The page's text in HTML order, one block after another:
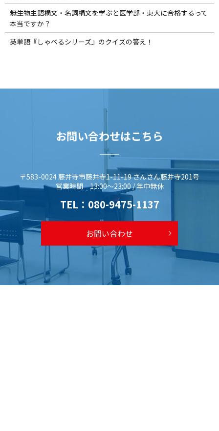
無生物主語構文・名詞構文を学ぶと医学部・東大に合格するって
本当ですか？
英単語『しゃべるシリーズ』のクイズの答え！
お問い合わせはこちら
〒583-0024 藤井寺市藤井寺1-11-19 さんさん藤井寺201号
営業時間 13:00～23:00 / 年中無休
TEL： 080-9475-1137
お問い合わせ